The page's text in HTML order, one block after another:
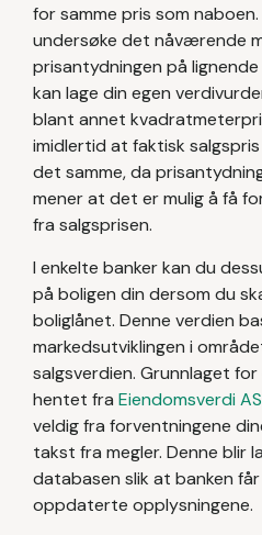
for samme pris som
undersøke det nåværende
prisantydningen på
kan lage din egen
blant annet
imidlertid at faktisk
det samme, da
mener at det er mulig å få
fra salgsprisen.
I enkelte banker kan du
på boligen din dersom du
boliglånet. Denne verdien
markedsutviklingen i
salgsverdien. Grunnlaget
hentet fra Eiendomsverdi AS
veldig fra forventningene
takst fra megler. Denne blir
databasen slik at banken
oppdaterte opplysningene.